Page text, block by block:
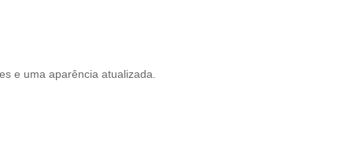
e uma aparência atualizada.